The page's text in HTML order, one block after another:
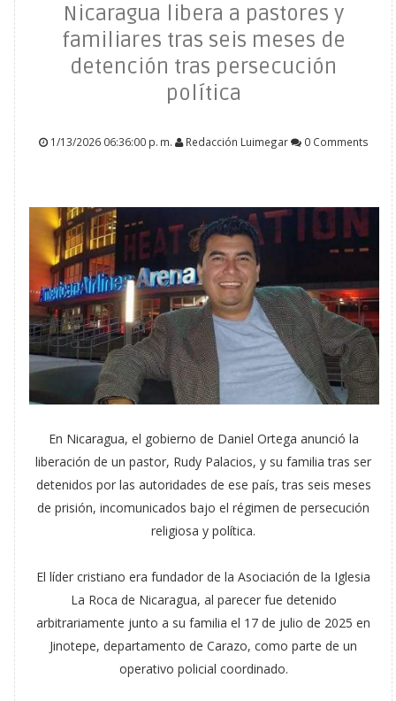
Nicaragua libera a pastores y
familiares tras seis meses de
detención tras persecución
política
1/13/2026 06:36:00 p. m. Redacción Luimegar 0 Comments
En Nicaragua, el gobierno de Daniel Ortega anunció la
liberación de un pastor, Rudy Palacios, y su familia tras ser
detenidos por las autoridades de ese país, tras seis meses
de prisión, incomunicados bajo el régimen de persecución
religiosa y política.
El líder cristiano era fundador de la Asociación de la Iglesia
La Roca de Nicaragua, al parecer fue detenido
arbitrariamente junto a su familia el 17 de julio de 2025 en
Jinotepe, departamento de Carazo, como parte de un
operativo policial coordinado.